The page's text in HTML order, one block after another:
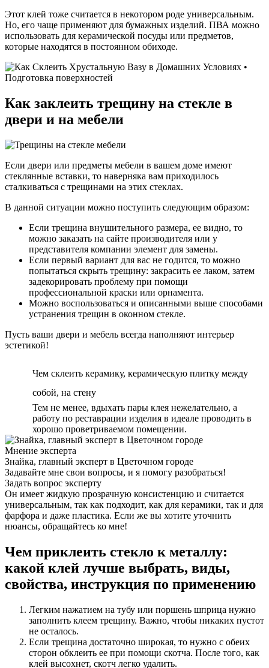
Этот клей тоже считается в некотором роде универсальным.
Но, его чаще применяют для бумажных изделий. ПВА можно
использовать для керамической посуды или предметов,
которые находятся в постоянном обиходе.
Как заклеить трещину на стекле в
двери и на мебели
Если двери или предметы мебели в вашем доме имеют
стеклянные вставки, то наверняка вам приходилось
сталкиваться с трещинами на этих стеклах.
В данной ситуации можно поступить следующим образом:
Если трещина внушительного размера, ее видно, то
можно заказать на сайте производителя или у
представителя компании элемент для замены.
Если первый вариант для вас не годится, то можно
попытаться скрыть трещину: закрасить ее лаком, затем
задекорировать проблему при помощи
профессиональной краски или орнамента.
Можно воспользоваться и описанными выше способами
устранения трещин в оконном стекле.
Пусть ваши двери и мебель всегда наполняют интерьер
эстетикой!
Чем склеить керамику, керамическую плитку между
собой, на стену
Тем не менее, вдыхать пары клея нежелательно, а
работу по реставрации изделия в идеале проводить в
хорошо проветриваемом помещении.
Мнение эксперта
Знайка, главный эксперт в Цветочном городе
Задавайте мне свои вопросы, и я помогу разобраться!
Задать вопрос эксперту
Он имеет жидкую прозрачную консистенцию и считается
универсальным, так как подходит, как для керамики, так и для
фарфора и даже пластика. Если же вы хотите уточнить
нюансы, обращайтесь ко мне!
Чем приклеить стекло к металлу:
какой клей лучше выбрать, виды,
свойства, инструкция по применению
Легким нажатием на тубу или поршень шприца нужно
заполнить клеем трещину. Важно, чтобы никаких пустот
не осталось.
Если трещина достаточно широкая, то нужно с обеих
сторон обклеить ее при помощи скотча. После того, как
клей высохнет, скотч легко удалить.